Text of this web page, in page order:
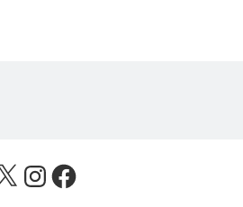
InstagramFacebook